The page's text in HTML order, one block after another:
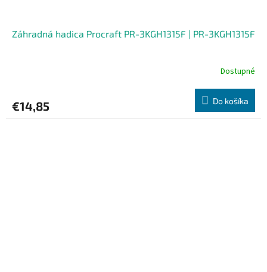
Záhradná hadica Procraft PR-3KGH1315F | PR-3KGH1315F
Dostupné
€14,85 Do košíka